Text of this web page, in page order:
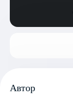
Автор